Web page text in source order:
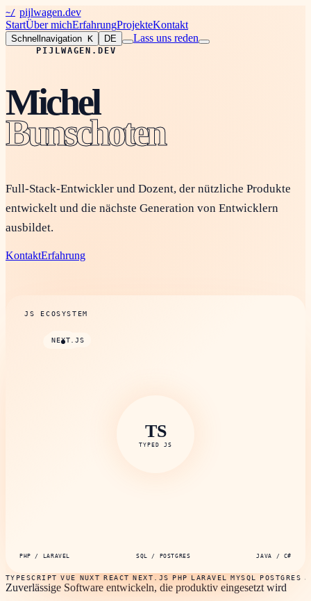
~/ pijlwagen.dev
StartÜber michErfahrungProjekteKontakt
Schnellnavigation K DE Lass uns reden
PIJLWAGEN.DEV
Michel
Bunschoten
Full-Stack-Entwickler und Dozent, der nützliche Produkte
entwickelt und die nächste Generation von Entwicklern
ausbildet.
KontaktErfahrung
JS ECOSYSTEM
VUE
NUXT
REACT
NEXT.JS
TS
TYPED JS
PHP / LARAVEL SQL / POSTGRES JAVA / C#
TYPESCRIPT VUE NUXT REACT NEXT.JS PHP LARAVEL MYSQL POSTGRES
Zuverlässige Software entwickeln, die produktiv eingesetzt wird